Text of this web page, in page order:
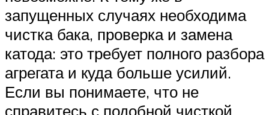
запущенных случаях необходима
чистка бака, проверка и замена
катода: это требует полного разбора
агрегата и куда больше усилий.
Если вы понимаете, что не
справитесь с подобной чисткой